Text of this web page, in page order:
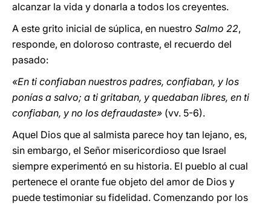
alcanzar la vida y donarla a todos los creyentes.
A este grito inicial de súplica, en nuestro Salmo 22,
responde, en doloroso contraste, el recuerdo del
pasado:
«En ti confiaban nuestros padres, confiaban, y los
ponías a salvo; a ti gritaban, y quedaban libres, en ti
confiaban, y no los defraudaste» (vv. 5-6).
Aquel Dios que al salmista parece hoy tan lejano, es,
sin embargo, el Señor misericordioso que Israel
siempre experimentó en su historia. El pueblo al cual
pertenece el orante fue objeto del amor de Dios y
puede testimoniar su fidelidad. Comenzando por los